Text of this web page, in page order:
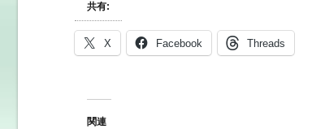
共有:
X Facebook Threads
関連